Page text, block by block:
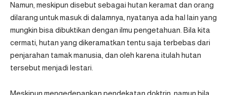
Namun, meskipun disebut sebagai hutan keramat dan orang
dilarang untuk masuk di dalamnya, nyatanya ada hal lain yang
mungkin bisa dibuktikan dengan ilmu pengetahuan. Bila kita
cermati, hutan yang dikeramatkan tentu saja terbebas dari
penjarahan tamak manusia, dan oleh karena itulah hutan
tersebut menjadi lestari.
Meskipun mengedepankan pendekatan doktrin, namun bila